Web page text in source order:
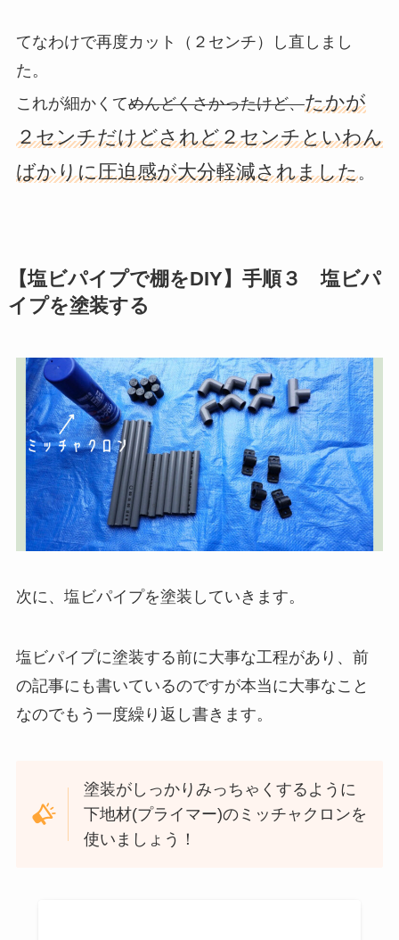
てなわけで再度カット
（２センチ）し直しまし
た。
これが細かくてめんどくさかったけど、たかが
２センチだけどされど２センチといわん
ばかりに圧迫感が大分軽減されました。
【塩ビパイプで棚をDIY】手順３ 塩ビパ
イプを塗装する
次に、塩ビパイプを塗装していきます。
塩ビパイプに塗装する前に大事な工程があり、前
の記事にも書いているのですが本当に大事なこと
なのでもう一度繰り返し書きます。
塗装がしっかりみっちゃくするように
下地材(プライマー)のミッチャクロンを
使いましょう！